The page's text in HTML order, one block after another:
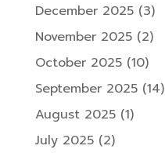
December 2025(3)
November 2025(2)
October 2025(10)
September 2025(14)
August 2025(1)
July 2025(2)